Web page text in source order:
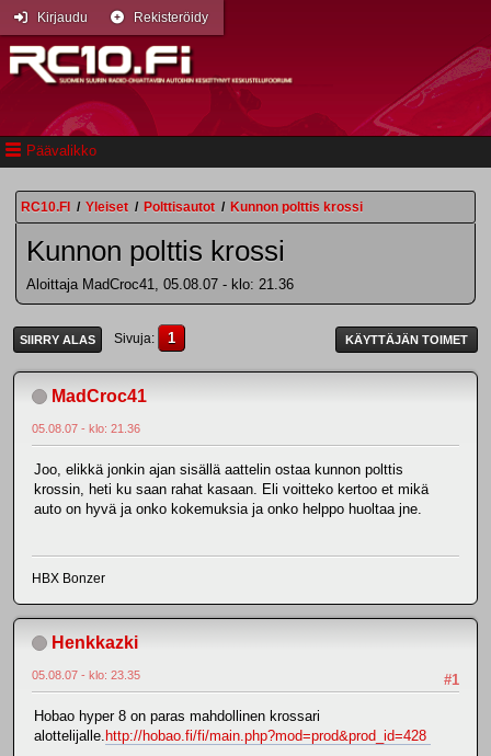
Päävalikko
Kirjaudu Rekisteröidy
RC10.FI / Yleiset / Polttisautot / Kunnon polttis krossi
Kunnon polttis krossi
Aloittaja MadCroc41, 05.08.07 - klo: 21.36
SIIRRY ALAS Sivuja 1 KÄYTTÄJÄN TOIMET
MadCroc41
05.08.07 - klo: 21.36
Joo, elikkä jonkin ajan sisällä aattelin ostaa kunnon polttis
krossin, heti ku saan rahat kasaan. Eli voitteko kertoo et mikä
auto on hyvä ja onko kokemuksia ja onko helppo huoltaa jne.
HBX Bonzer
Henkkazki
#1
05.08.07 - klo: 23.35
Hobao hyper 8 on paras mahdollinen krossari
alottelijalle. http://hobao.fi/fi/main.php?mod=prod&prod_id=428